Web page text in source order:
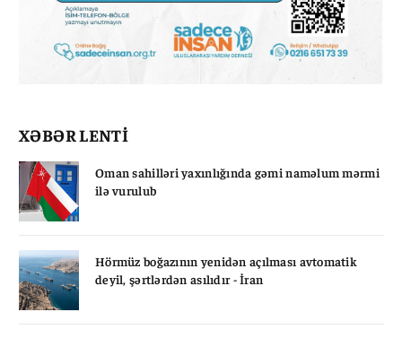
XƏBƏR LENTİ
Oman sahilləri yaxınlığında gəmi naməlum mərmi
ilə vurulub
Hörmüz boğazının yenidən açılması avtomatik
deyil, şərtlərdən asılıdır - İran